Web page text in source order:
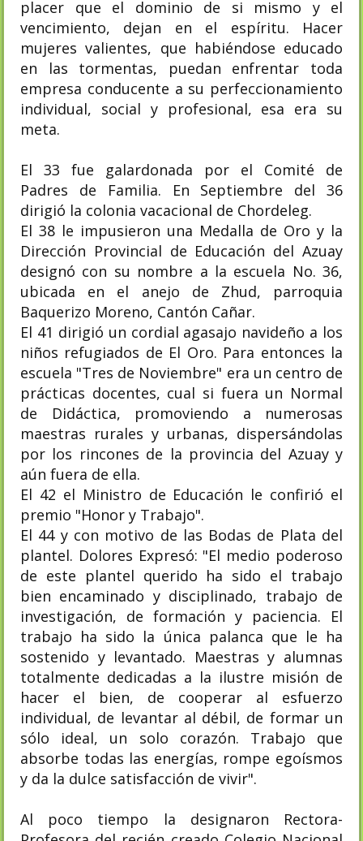
placer que el dominio de si mismo y el
vencimiento, dejan en el espíritu. Hacer
mujeres valientes, que habiéndose educado
en las tormentas, puedan enfrentar toda
empresa conducente a su perfeccionamiento
individual, social y profesional, esa era su
meta.
El 33 fue galardonada por el Comité de
Padres de Familia. En Septiembre del 36
dirigió la colonia vacacional de Chordeleg.
El 38 le impusieron una Medalla de Oro y la
Dirección Provincial de Educación del Azuay
designó con su nombre a la escuela No. 36,
ubicada en el anejo de Zhud, parroquia
Baquerizo Moreno, Cantón Cañar.
El 41 dirigió un cordial agasajo navideño a los
niños refugiados de El Oro. Para entonces la
escuela "Tres de Noviembre" era un centro de
prácticas docentes, cual si fuera un Normal
de Didáctica, promoviendo a numerosas
maestras rurales y urbanas, dispersándolas
por los rincones de la provincia del Azuay y
aún fuera de ella.
El 42 el Ministro de Educación le confirió el
premio "Honor y Trabajo".
El 44 y con motivo de las Bodas de Plata del
plantel. Dolores Expresó: "El medio poderoso
de este plantel querido ha sido el trabajo
bien encaminado y disciplinado, trabajo de
investigación, de formación y paciencia. El
trabajo ha sido la única palanca que le ha
sostenido y levantado. Maestras y alumnas
totalmente dedicadas a la ilustre misión de
hacer el bien, de cooperar al esfuerzo
individual, de levantar al débil, de formar un
sólo ideal, un solo corazón. Trabajo que
absorbe todas las energías, rompe egoísmos
y da la dulce satisfacción de vivir".
Al poco tiempo la designaron Rectora-